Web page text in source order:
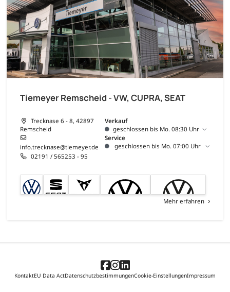
Tiemeyer Remscheid - VW, CUPRA, SEAT
Trecknase 6 - 8, 42897
Remscheid
info.trecknase@tiemeyer.de
02191 / 565253 - 95
Verkauf
geschlossen bis Mo. 08:30 Uhr
Service
geschlossen bis Mo. 07:00 Uhr
Mehr erfahren
KontaktEU Data ActDatenschutzbestimmungenCookie-EinstellungenImpressum